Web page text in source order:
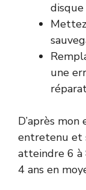
disque
une
D’après
entretenu et
atteindre 6 à
4 ans en